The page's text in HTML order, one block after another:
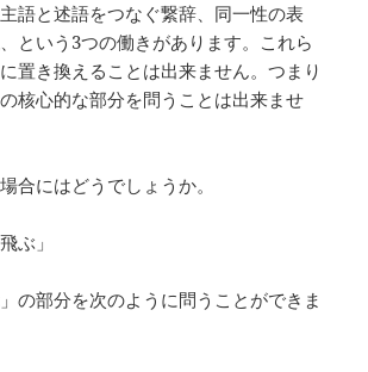
主語と述語をつなぐ繋辞、同一性の表
という3つの働きがあります。これら
置き換えることは出来ません。つまり
核心的な部分を問うことは出来ませ
合にはどうでしょうか。
ぶ」
の部分を次のように問うことができま